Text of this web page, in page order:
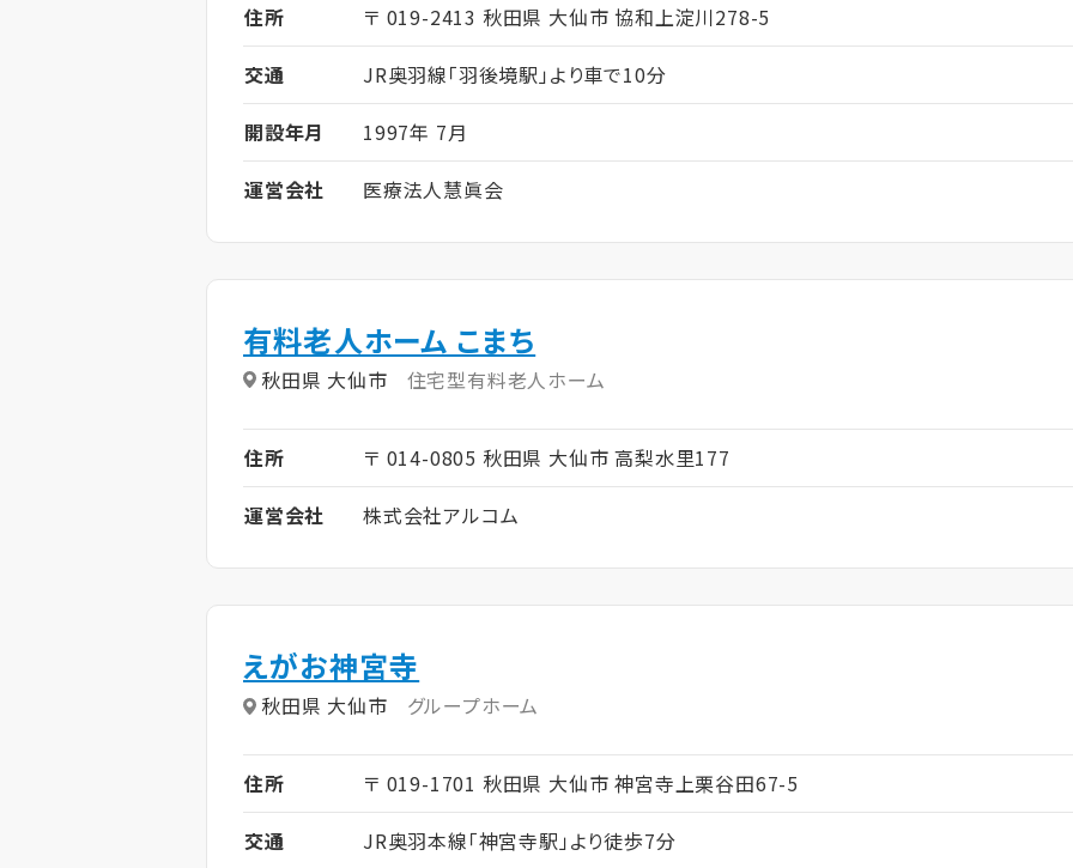
住所
〒 019-2413 秋田県 大仙市 協和上淀川278-5
交通
JR奥羽線「羽後境駅」より車で10分
開設年月
1997年 7月
運営会社
医療法人慧眞会
有料老人ホーム こまち
秋田県 大仙市 住宅型有料老人ホーム
住所
〒 014-0805 秋田県 大仙市 高梨水里177
運営会社
株式会社アルコム
えがお神宮寺
秋田県 大仙市 グループホーム
住所
〒 019-1701 秋田県 大仙市 神宮寺上栗谷田67-5
交通
JR奥羽本線「神宮寺駅」より徒歩7分